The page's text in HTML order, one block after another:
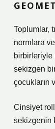
Toplumlar,
normlara
birbirleriyle
sekizgen
çocukların
Cinsiyet
sekizgenin